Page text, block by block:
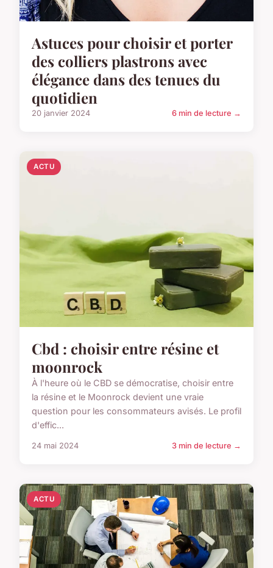
Astuces pour choisir et porter
des colliers plastrons avec
élégance dans des tenues du
quotidien
20 janvier 2024 6 min de lecture →
ACTU
Cbd : choisir entre résine et
moonrock
À l'heure où le CBD se démocratise, choisir entre
la résine et le Moonrock devient une vraie
question pour les consommateurs avisés. Le profil
d'effic...
24 mai 2024 3 min de lecture →
ACTU